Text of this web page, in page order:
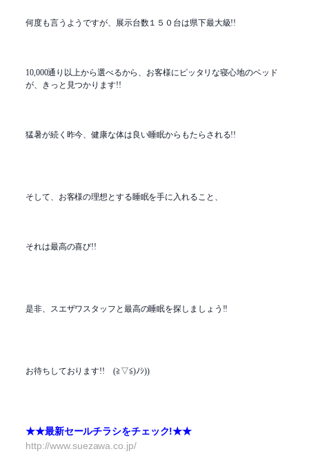
何度も言うようですが、展示台数１５０台は県下最大級!!
10,000通り以上から選べるから、お客様にピッタリな寝心地のベッド
が、きっと見つかります!!
猛暑が続く昨今、健康な体は良い睡眠からもたらされる!!
そして、お客様の理想とする睡眠を手に入れること、
それは最高の喜び!!
是非、スエザワスタッフと最高の睡眠を探しましょう!!
お待ちしております!! (≧▽≦)ﾉｼ))
★★最新セールチラシをチェック!★★
http://www.suezawa.co.jp/